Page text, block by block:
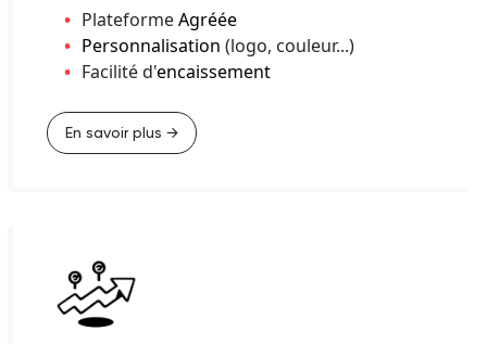
PlateformeAgréée
Personnalisation (logo, couleur...)
Facilité d'encaissement
En savoir plus →